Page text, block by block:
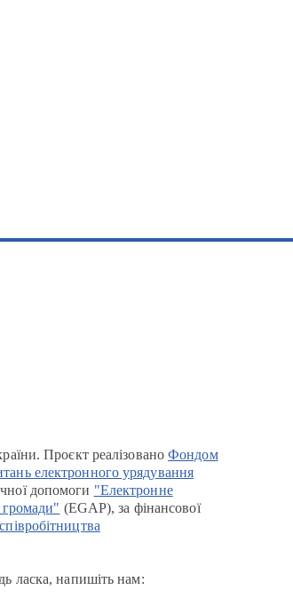
Проєкт реалізованоФондом
електронного урядування
допомоги "Електронне
громади" (EGAP), за фінансової
ласка, напишіть нам: